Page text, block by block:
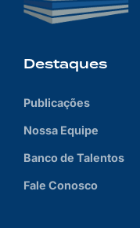
Destaques
Publicações
Nossa Equipe
Banco de Talentos
Fale Conosco